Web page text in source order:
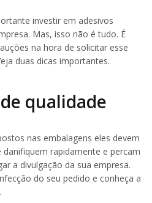
investir em adesivos
Mas, isso não é tudo. É
na hora de solicitar esse
duas dicas importantes.
qualidade
nas embalagens eles devem
danifiquem rapidamente e percam
a divulgação da sua empresa.
do seu pedido e conheça a